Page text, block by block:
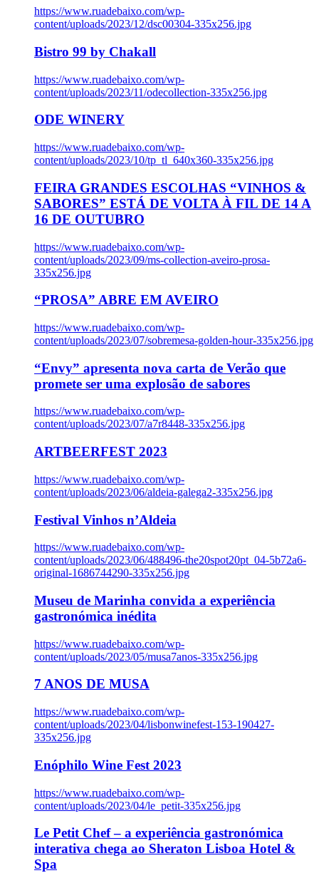
https://www.ruadebaixo.com/wp-
content/uploads/2023/12/dsc00304-335x256.jpg
Bistro 99 by Chakall
https://www.ruadebaixo.com/wp-
content/uploads/2023/11/odecollection-335x256.jpg
ODE WINERY
https://www.ruadebaixo.com/wp-
content/uploads/2023/10/tp_tl_640x360-335x256.jpg
FEIRA GRANDES ESCOLHAS “VINHOS &
SABORES” ESTÁ DE VOLTA À FIL DE 14 A
16 DE OUTUBRO
https://www.ruadebaixo.com/wp-
content/uploads/2023/09/ms-collection-aveiro-prosa-
335x256.jpg
“PROSA” ABRE EM AVEIRO
https://www.ruadebaixo.com/wp-
content/uploads/2023/07/sobremesa-golden-hour-335x256.jpg
“Envy” apresenta nova carta de Verão que
promete ser uma explosão de sabores
https://www.ruadebaixo.com/wp-
content/uploads/2023/07/a7r8448-335x256.jpg
ARTBEERFEST 2023
https://www.ruadebaixo.com/wp-
content/uploads/2023/06/aldeia-galega2-335x256.jpg
Festival Vinhos n’Aldeia
https://www.ruadebaixo.com/wp-
content/uploads/2023/06/488496-the20spot20pt_04-5b72a6-
original-1686744290-335x256.jpg
Museu de Marinha convida a experiência
gastronómica inédita
https://www.ruadebaixo.com/wp-
content/uploads/2023/05/musa7anos-335x256.jpg
7 ANOS DE MUSA
https://www.ruadebaixo.com/wp-
content/uploads/2023/04/lisbonwinefest-153-190427-
335x256.jpg
Enóphilo Wine Fest 2023
https://www.ruadebaixo.com/wp-
content/uploads/2023/04/le_petit-335x256.jpg
Le Petit Chef – a experiência gastronómica
interativa chega ao Sheraton Lisboa Hotel &
Spa